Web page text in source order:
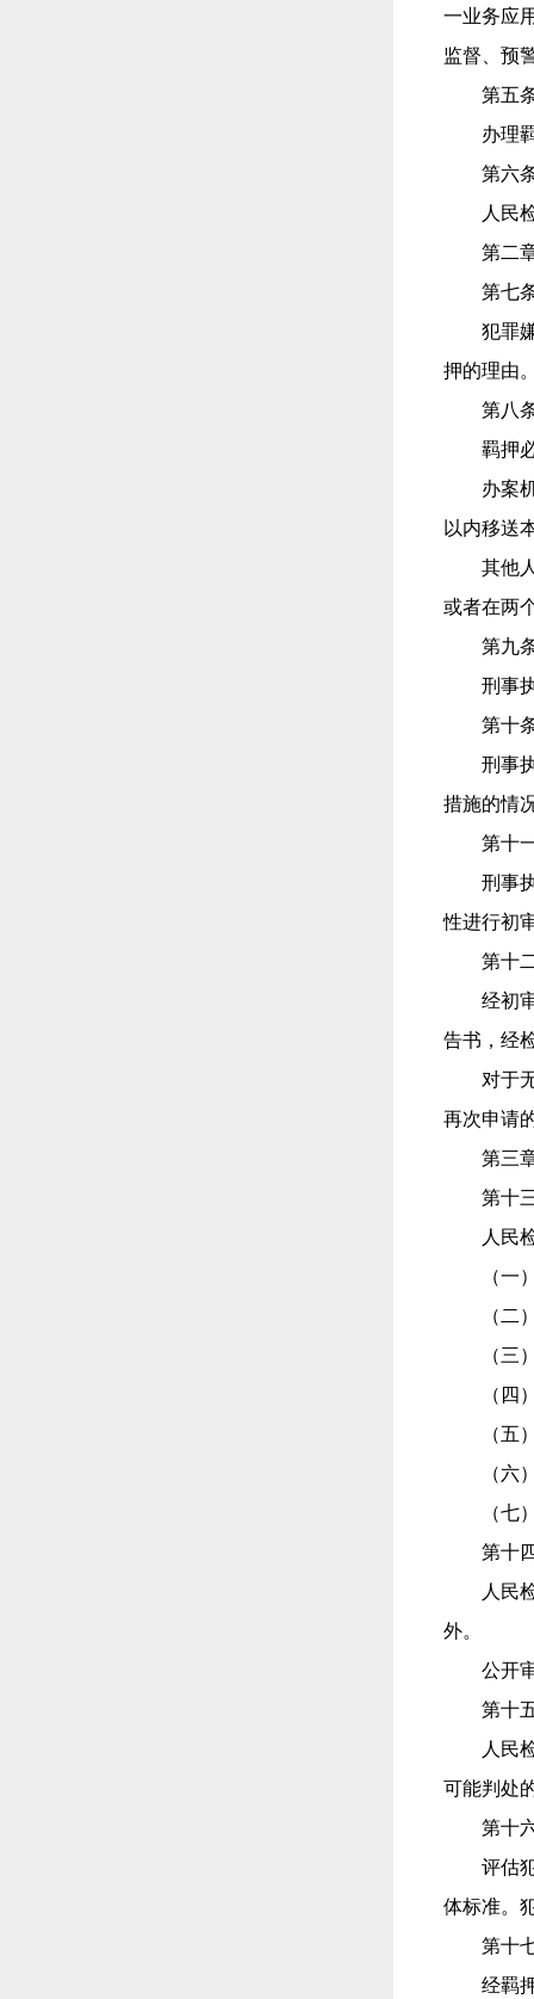
一业务应
监督、预
第五
办理
第六
人民
第二
第七
犯罪
押的理由
第八
羁押
办案
以内移送
其他
或者在两
第九
刑事
第十
刑事
措施的情
第十
刑事
性进行初
第十
经初
告书，经
对于
再次申请
第三
第十
人民
（一
（二
（三
（四
（五
（六
（七
第十
人民
外。
公开
第十
人民
可能判处
第十
评估
体标准。
第十
经羁